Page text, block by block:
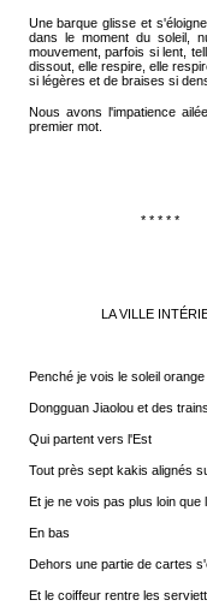
Une barque glisse et
dans le moment du soleil,
mouvement, parfois si lent,
dissout, elle respire, elle
si légères et de braises si
Nous avons l'impatience
premier mot.
* * * * *
LA VILLE
Penché je vois le soleil
Dongguan Jiaolou et des
Qui partent vers l'Est
Tout près sept kakis alignés
Et je ne vois pas plus loin que
En bas
Dehors une partie de cartes
Et le coiffeur rentre les